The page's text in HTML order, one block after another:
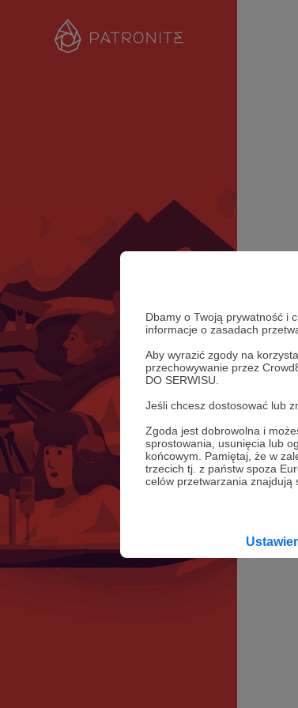
Dbamy o Twoją prywatność i
informacje o zasadach
Aby wyrazić zgody na
przechowywanie przez
DO SERWISU.
Jeśli chcesz dostosować lub
Zgoda jest dobrowolna i
sprostowania, usunięcia lub
końcowym. Pamiętaj, że w
trzecich tj. z państw spoza
celów przetwarzania znajdują